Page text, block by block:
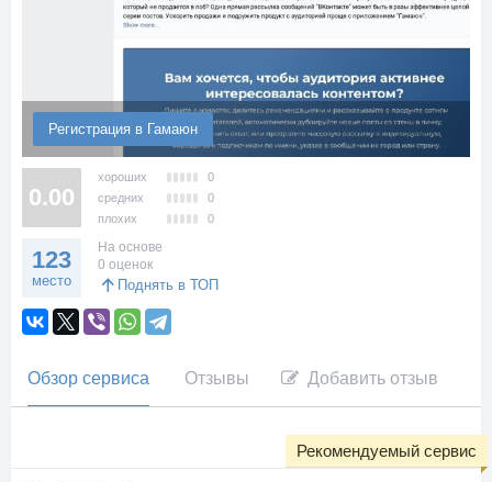
Регистрация в Гамаюн
0.00
хороших
0
средних
0
плохих
0
123
место
На основе
0 оценок
Поднять в ТОП
Обзор сервиса Отзывы Добавить отзыв
Рекомендуемый сервис